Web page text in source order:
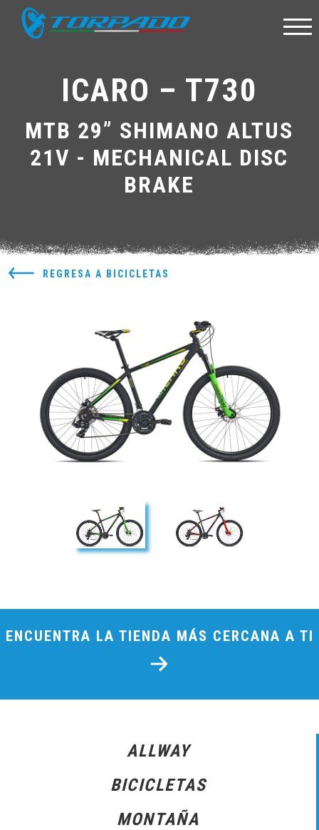
ICARO – T730
MTB 29” SHIMANO ALTUS
21V - MECHANICAL DISC
BRAKE
REGRESA A BICICLETAS
ENCUENTRA LA TIENDA MÁS CERCANA A TI
ALLWAY
BICICLETAS
MONTAÑA